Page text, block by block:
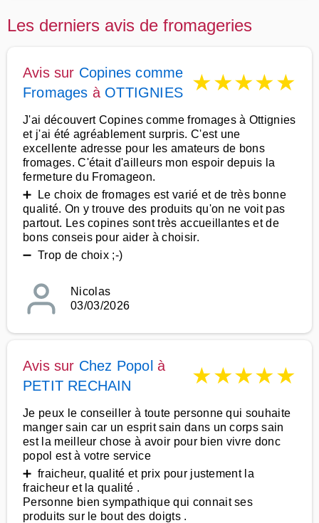
Les derniers avis de fromageries
Avis sur Copines comme
Fromages à OTTIGNIES ★★★★★
J'ai découvert Copines comme fromages à Ottignies
et j'ai été agréablement surpris. C'est une
excellente adresse pour les amateurs de bons
fromages. C'était d'ailleurs mon espoir depuis la
fermeture du Fromageon.
➕ Le choix de fromages est varié et de très bonne
qualité. On y trouve des produits qu'on ne voit pas
partout. Les copines sont très accueillantes et de
bons conseis pour aider à choisir.
➖ Trop de choix ;-)
Nicolas
03/03/2026
Avis sur Chez Popol à
PETIT RECHAIN
★★★★★
Je peux le conseiller à toute personne qui souhaite
manger sain car un esprit sain dans un corps sain
est la meilleur chose à avoir pour bien vivre donc
popol est à votre service
➕ fraicheur, qualité et prix pour justement la
fraicheur et la qualité .
Personne bien sympathique qui connait ses
produits sur le bout des doigts .